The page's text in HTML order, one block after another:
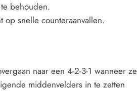
behouden.
op snelle counteraanvallen.
naar een 4-2-3-1 wanneer ze
middenvelders in te zetten